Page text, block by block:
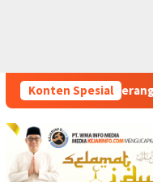
Konten Spesial
Ambil Langkah